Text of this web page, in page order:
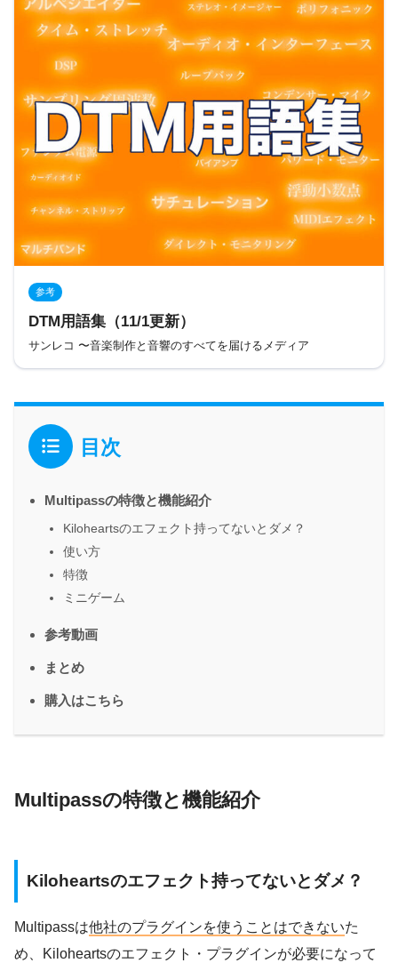
参考
DTM用語集（11/1更新）
サンレコ 〜音楽制作と音響のすべてを届けるメディア
目次
Multipassの特徴と機能紹介
Kiloheartsのエフェクト持ってないとダメ？
使い方
特徴
ミニゲーム
参考動画
まとめ
購入はこちら
Multipassの特徴と機能紹介
Kiloheartsのエフェクト持ってないとダメ？
Multipassは他社のプラグインを使うことはできないた
め、Kiloheartsのエフェクト・プラグインが必要になって